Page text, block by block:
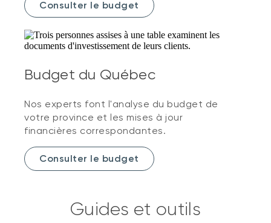
Consulter le budget
Budget du Québec
Nos experts font l'analyse du budget de
votre province et les mises à jour
financières correspondantes.
Consulter le budget
Guides et outils